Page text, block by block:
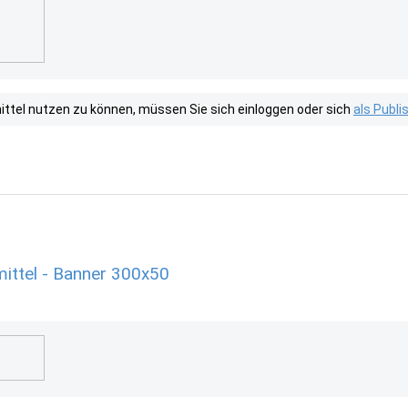
nutzen zu können, müssen Sie sich einloggen oder sich als
- Banner 300x50